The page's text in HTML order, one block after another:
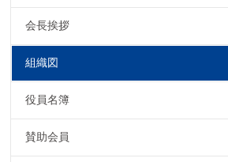
会長挨拶
組織図
役員名簿
賛助会員